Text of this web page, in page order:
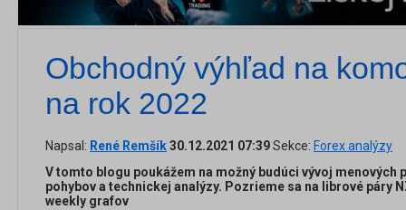
Obchodný výhľad na
na rok 2022
Napsal: René Remšík30.12.2021 07:39Sekce: Forex analýzy
V tomto blogu poukážem na možný budúci vývoj menových
pohybov a technickej analýzy. Pozrieme sa na librové páry
weekly grafov